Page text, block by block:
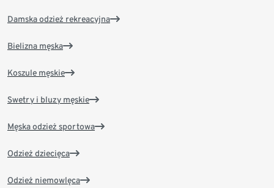
Damska odzież rekreacyjna
Bielizna męska
Koszule męskie
Swetry i bluzy męskie
Męska odzież sportowa
Odzież dziecięca
Odzież niemowlęca